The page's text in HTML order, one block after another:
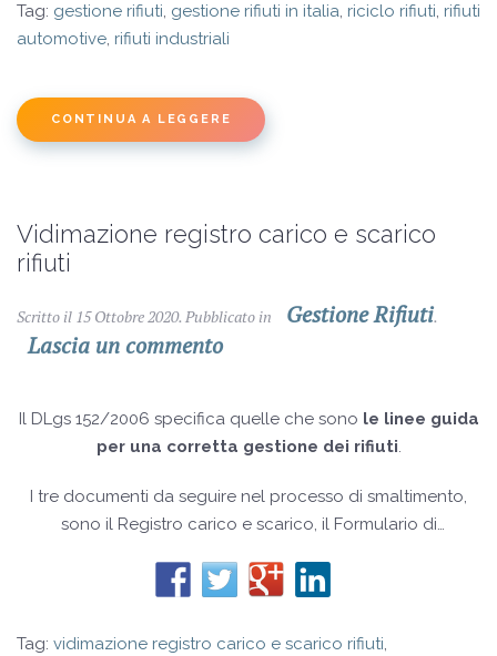
Tag: gestione rifiuti, gestione rifiuti in italia, riciclo rifiuti, rifiuti
automotive, rifiuti industriali
CONTINUA A LEGGERE
Vidimazione registro carico e scarico
rifiuti
Scritto il 15 Ottobre 2020. Pubblicato in Gestione Rifiuti.
Lascia un commento
Il DLgs 152/2006 specifica quelle che sono le linee guida
per una corretta gestione dei rifiuti.
I tre documenti da seguire nel processo di smaltimento,
sono il Registro carico e scarico, il Formulario di
ambientale.
Tag: vidimazione registro carico e scarico rifiuti,